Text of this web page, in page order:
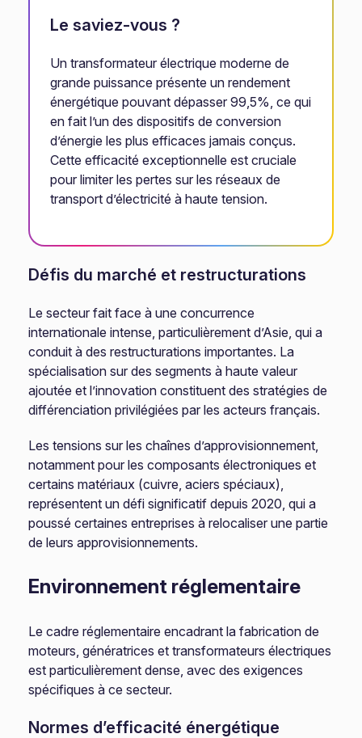
Le saviez-vous ?
Un transformateur électrique moderne de
grande puissance présente un rendement
énergétique pouvant dépasser 99,5%, ce qui
en fait l’un des dispositifs de conversion
d’énergie les plus efficaces jamais conçus.
Cette efficacité exceptionnelle est cruciale
pour limiter les pertes sur les réseaux de
transport d’électricité à haute tension.
Défis du marché et restructurations
Le secteur fait face à une concurrence
internationale intense, particulièrement d’Asie, qui a
conduit à des restructurations importantes. La
spécialisation sur des segments à haute valeur
ajoutée et l’innovation constituent des stratégies de
différenciation privilégiées par les acteurs français.
Les tensions sur les chaînes d’approvisionnement,
notamment pour les composants électroniques et
certains matériaux (cuivre, aciers spéciaux),
représentent un défi significatif depuis 2020, qui a
poussé certaines entreprises à relocaliser une partie
de leurs approvisionnements.
Environnement réglementaire
Le cadre réglementaire encadrant la fabrication de
moteurs, génératrices et transformateurs électriques
est particulièrement dense, avec des exigences
spécifiques à ce secteur.
Normes d’efficacité énergétique